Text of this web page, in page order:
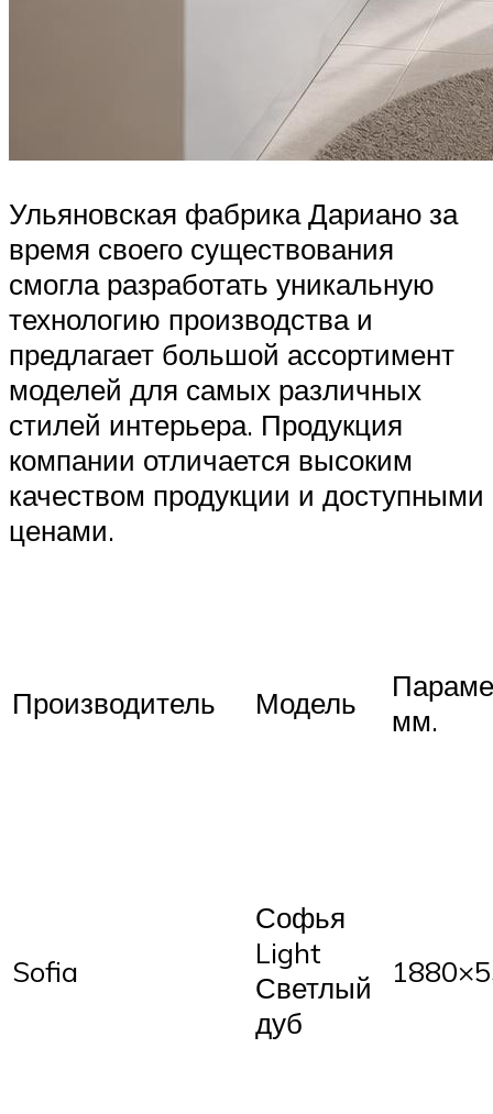
Ульяновская фабрика Дариано за
время своего существования
смогла разработать уникальную
технологию производства и
предлагает большой ассортимент
моделей для самых различных
стилей интерьера. Продукция
компании отличается высоким
качеством продукции и доступными
ценами.
Производитель Модель
мм.
Sofia
Софья
Light
Светлый
дуб